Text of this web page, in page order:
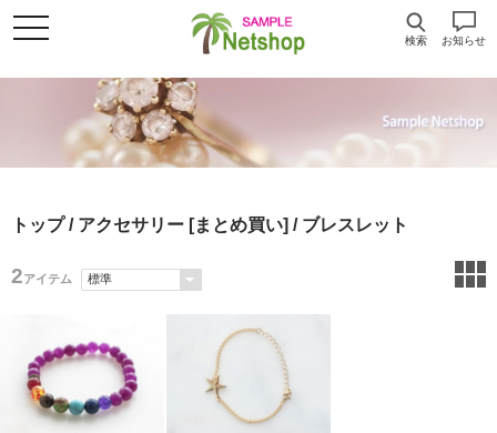
検索 お知らせ
トップ/ アクセサリー [まとめ買い] / ブレスレット
2アイテム